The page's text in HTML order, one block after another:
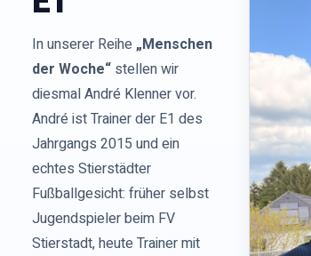
In unserer Reihe „Menschen
der Woche“ stellen wir
diesmal André Klenner vor.
André ist Trainer der E1 des
Jahrgangs 2015 und ein
echtes Stierstädter
Fußballgesicht: früher selbst
Jugendspieler beim FV
Stierstadt, heute Trainer mit